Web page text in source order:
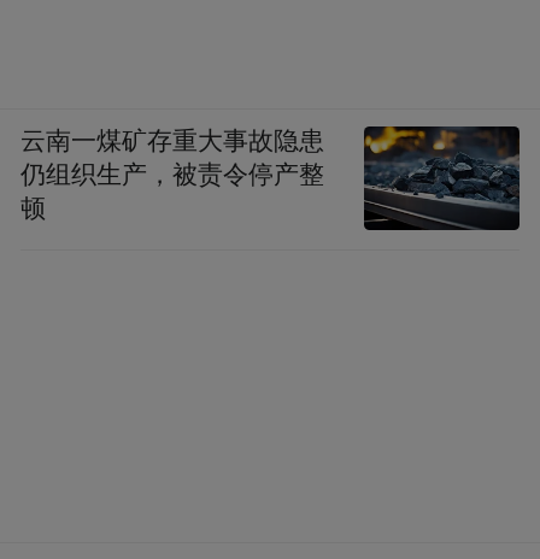
云南一煤矿存重大事故隐患
仍组织生产，被责令停产整
顿